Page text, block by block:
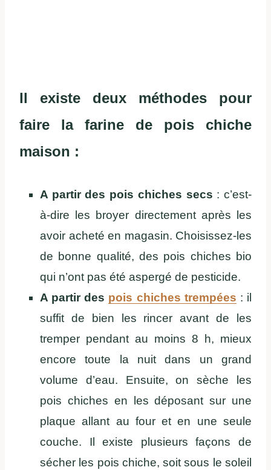
Il existe deux méthodes pour
faire la farine de pois chiche
maison :
A partir des pois chiches secs : c’est-
à-dire les broyer directement après les
avoir acheté en magasin. Choisissez-les
de bonne qualité, des pois chiches bio
qui n’ont pas été aspergé de pesticide.
A partir des pois chiches trempées : il
suffit de bien les rincer avant de les
tremper pendant au moins 8 h, mieux
encore toute la nuit dans un grand
volume d’eau. Ensuite, on sèche les
pois chiches en les déposant sur une
plaque allant au four et en une seule
couche. Il existe plusieurs façons de
sécher les pois chiche, soit sous le soleil